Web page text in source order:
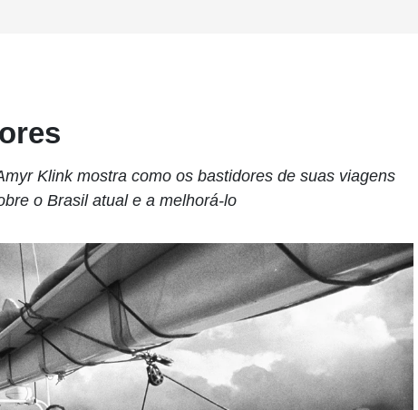
Klink mostra como os bastidores de suas viagens
o Brasil atual e a melhorá-lo